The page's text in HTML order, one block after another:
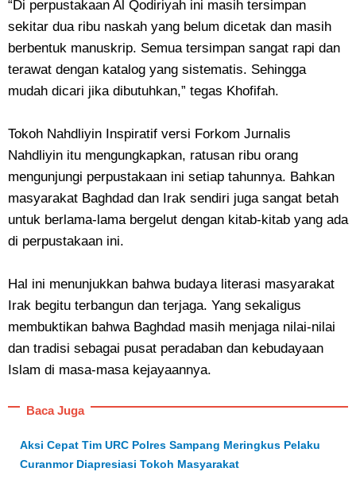
“Di perpustakaan Al Qodiriyah ini masih tersimpan
sekitar dua ribu naskah yang belum dicetak dan masih
berbentuk manuskrip. Semua tersimpan sangat rapi dan
terawat dengan katalog yang sistematis. Sehingga
mudah dicari jika dibutuhkan,” tegas Khofifah.
Tokoh Nahdliyin Inspiratif versi Forkom Jurnalis
Nahdliyin itu mengungkapkan, ratusan ribu orang
mengunjungi perpustakaan ini setiap tahunnya. Bahkan
masyarakat Baghdad dan Irak sendiri juga sangat betah
untuk berlama-lama bergelut dengan kitab-kitab yang ada
di perpustakaan ini.
Hal ini menunjukkan bahwa budaya literasi masyarakat
Irak begitu terbangun dan terjaga. Yang sekaligus
membuktikan bahwa Baghdad masih menjaga nilai-nilai
dan tradisi sebagai pusat peradaban dan kebudayaan
Islam di masa-masa kejayaannya.
Baca Juga
Aksi Cepat Tim URC Polres Sampang Meringkus Pelaku
Curanmor Diapresiasi Tokoh Masyarakat